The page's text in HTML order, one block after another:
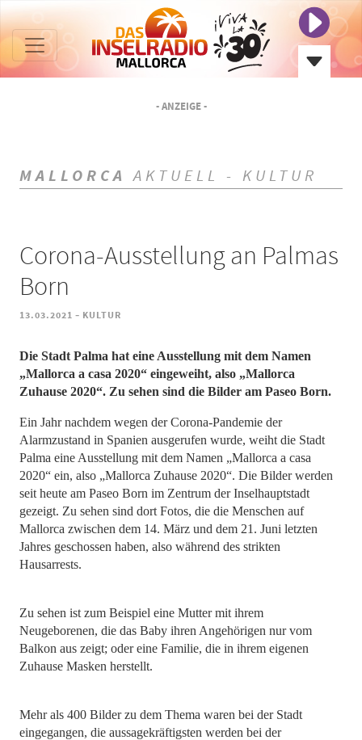
- ANZEIGE -
MALLORCA AKTUELL - KULTUR
Corona-Ausstellung an Palmas
Born
13.03.2021 - KULTUR
Die Stadt Palma hat eine Ausstellung mit dem Namen
„Mallorca a casa 2020“ eingeweiht, also „Mallorca
Zuhause 2020“. Zu sehen sind die Bilder am Paseo Born.
Ein Jahr nachdem wegen der Corona-Pandemie der
Alarmzustand in Spanien ausgerufen wurde, weiht die Stadt
Palma eine Ausstellung mit dem Namen „Mallorca a casa
2020“ ein, also „Mallorca Zuhause 2020“. Die Bilder werden
seit heute am Paseo Born im Zentrum der Inselhauptstadt
gezeigt. Zu sehen sind dort Fotos, die die Menschen auf
Mallorca zwischen dem 14. März und dem 21. Juni letzten
Jahres geschossen haben, also während des strikten
Hausarrests.
Zu sehen ist zum Beispiel eine Mutter mit ihrem
Neugeborenen, die das Baby ihren Angehörigen nur vom
Balkon aus zeigt; oder eine Familie, die in ihrem eigenen
Zuhause Masken herstellt.
Mehr als 400 Bilder zu dem Thema waren bei der Stadt
eingegangen, die aussagekräftigsten werden bei der